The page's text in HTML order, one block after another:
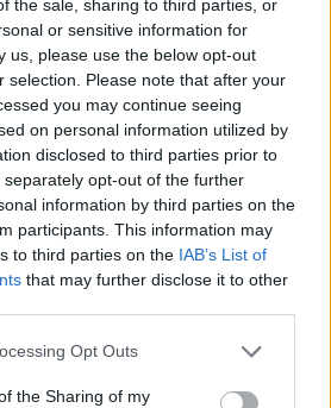
the sale, sharing to third parties, or
or sensitive information for
us, please use the below opt-out
selection. Please note that after your
you may continue seeing
on personal information utilized by
disclosed to third parties prior to
opt-out of the further
information by third parties on the
participants. This information may
to third parties on the IAB’s List of
that may further disclose it to other
Opt Outs
the Sharing of my
Les Concerts
SALLOUM
JOURDAN
Book.swf sur le
sociaux: